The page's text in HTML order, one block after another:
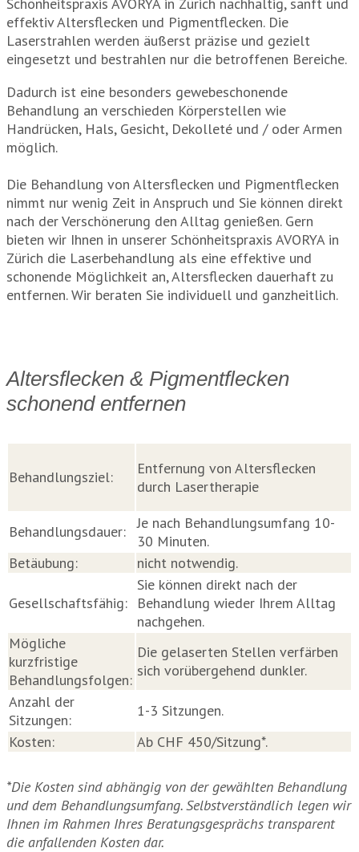
effektiv Altersflecken und Pigmentflecken. Die
Laserstrahlen werden äußerst präzise und gezielt
eingesetzt und bestrahlen nur die betroffenen Bereiche.
Dadurch ist eine besonders gewebeschonende
Behandlung an verschieden Körperstellen wie
Handrücken, Hals, Gesicht, Dekolleté und / oder Armen
möglich.
Die Behandlung von Altersflecken und Pigmentflecken
nimmt nur wenig Zeit in Anspruch und Sie können direkt
nach der Verschönerung den Alltag genießen. Gern
bieten wir Ihnen in unserer Schönheitspraxis AVORYA in
Zürich die Laserbehandlung als eine effektive und
schonende Möglichkeit an, Altersflecken dauerhaft zu
entfernen. Wir beraten Sie individuell und ganzheitlich.
Altersflecken & Pigmentflecken
schonend entfernen
Behandlungsziel:
Entfernung von Altersflecken
durch Lasertherapie
Behandlungsdauer:
Je nach Behandlungsumfang 10-
30 Minuten.
Betäubung:
nicht notwendig.
Gesellschaftsfähig:
Sie können direkt nach der
Behandlung wieder Ihrem Alltag
nachgehen.
Mögliche
kurzfristige
Behandlungsfolgen:
Die gelaserten Stellen verfärben
sich vorübergehend dunkler.
Anzahl der
Sitzungen:
1-3 Sitzungen.
Kosten:
Ab CHF 450/Sitzung*.
*Die Kosten sind abhängig von der gewählten Behandlung
und dem Behandlungsumfang. Selbstverständlich legen wir
Ihnen im Rahmen Ihres Beratungsgesprächs transparent
die anfallenden Kosten dar.